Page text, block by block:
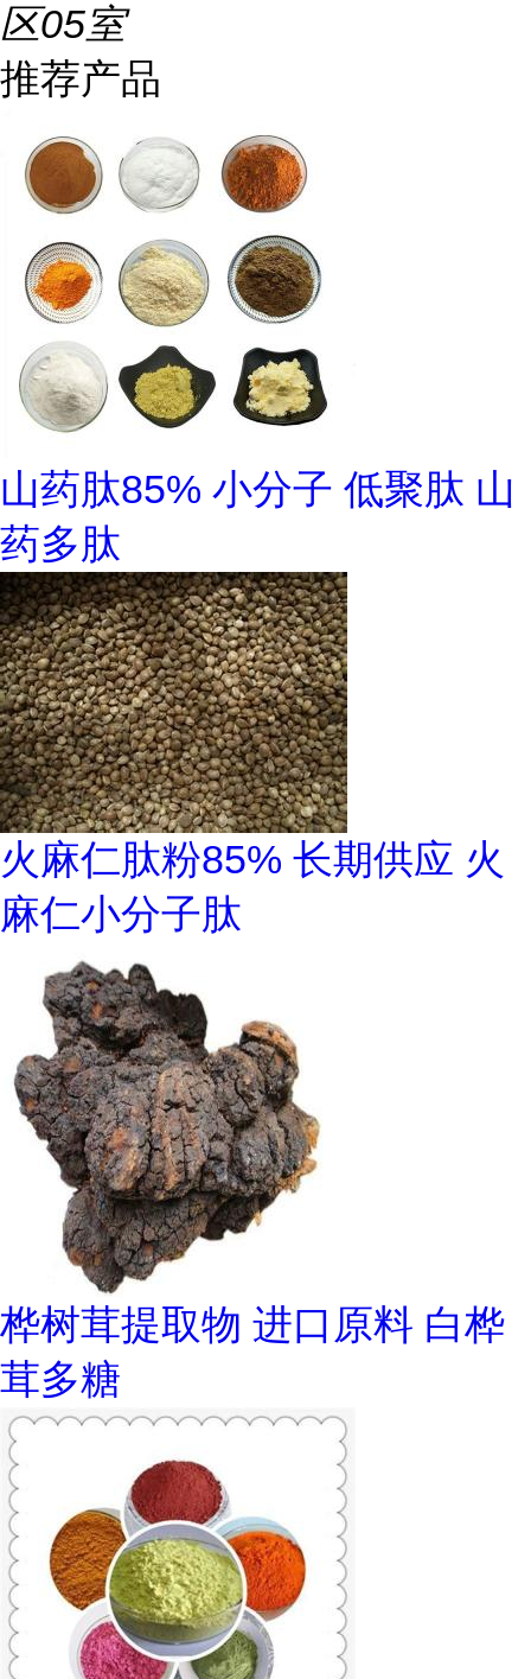
区05室
推荐产品
山药肽85% 小分子 低聚肽 山
药多肽
火麻仁肽粉85% 长期供应 火
麻仁小分子肽
桦树茸提取物 进口原料 白桦
茸多糖